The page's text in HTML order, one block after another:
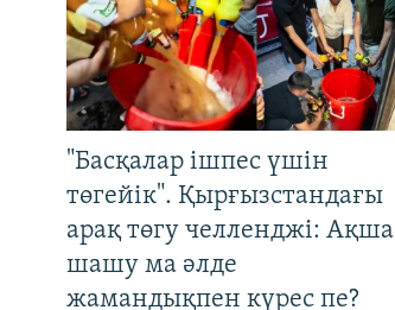
"Басқалар ішпес үшін
төгейік". Қырғызстандағы
арақ төгу челленджі: Ақша
шашу ма әлде
жамандықпен күрес пе?